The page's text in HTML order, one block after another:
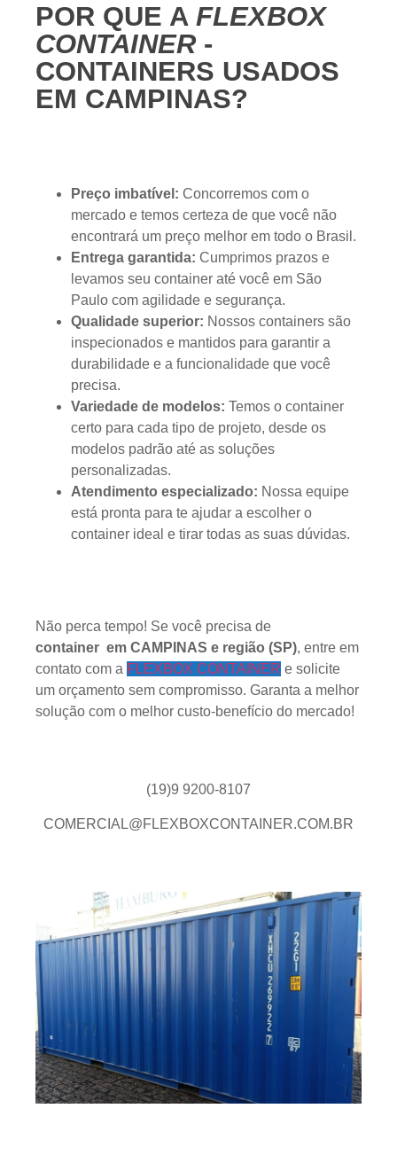
POR QUE A FLEXBOX
CONTAINER-
CONTAINERS USADOS
EM CAMPINAS?
Preço imbatível: Concorremos com o
mercado e temos certeza de que você não
encontrará um preço melhor em todo o Brasil.
Entrega garantida: Cumprimos prazos e
levamos seu container até você em São
Paulo com agilidade e segurança.
Qualidade superior: Nossos containers são
inspecionados e mantidos para garantir a
durabilidade e a funcionalidade que você
precisa.
Variedade de modelos: Temos o container
certo para cada tipo de projeto, desde os
modelos padrão até as soluções
personalizadas.
Atendimento especializado: Nossa equipe
está pronta para te ajudar a escolher o
container ideal e tirar todas as suas dúvidas.
Não perca tempo! Se você precisa de
container em CAMPINAS e região (SP), entre em
contato com a FLEXBOX CONTAINER e solicite
um orçamento sem compromisso. Garanta a melhor
solução com o melhor custo-benefício do mercado!
(19)9 9200-8107
COMERCIAL@FLEXBOXCONTAINER.COM.BR